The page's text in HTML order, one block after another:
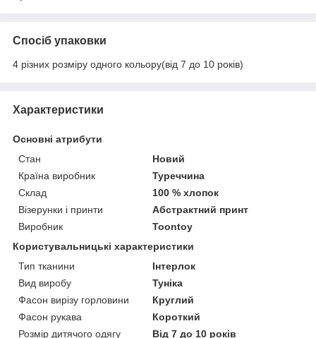
Спосіб упаковки
4 різних розміру одного кольору(від 7 до 10 років)
Характеристики
Основні атрибути
Стан
Новий
Країна виробник
Туреччина
Склад
100 % хлопок
Візерунки і принти
Абстрактний принт
Виробник
Toontoy
Користувальницькі характеристики
Тип тканини
Інтерлок
Вид виробу
Туніка
Фасон вирізу горловини
Круглий
Фасон рукава
Короткий
Розмір дитячого одягу
Від 7 до 10 років